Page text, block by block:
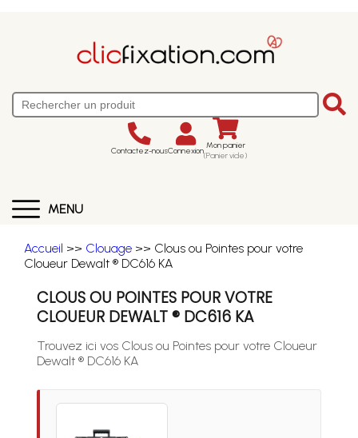
Contactez-nousConnexion Mon panier
(Panier vide)
MENU
Accueil >> Clouage >> Clous ou Pointes pour votre
Cloueur Dewalt ® DC616 KA
CLOUS OU POINTES POUR VOTRE
CLOUEUR DEWALT ® DC616 KA
Trouvez ici vos Clous ou Pointes pour votre Cloueur
Dewalt ® DC616 KA